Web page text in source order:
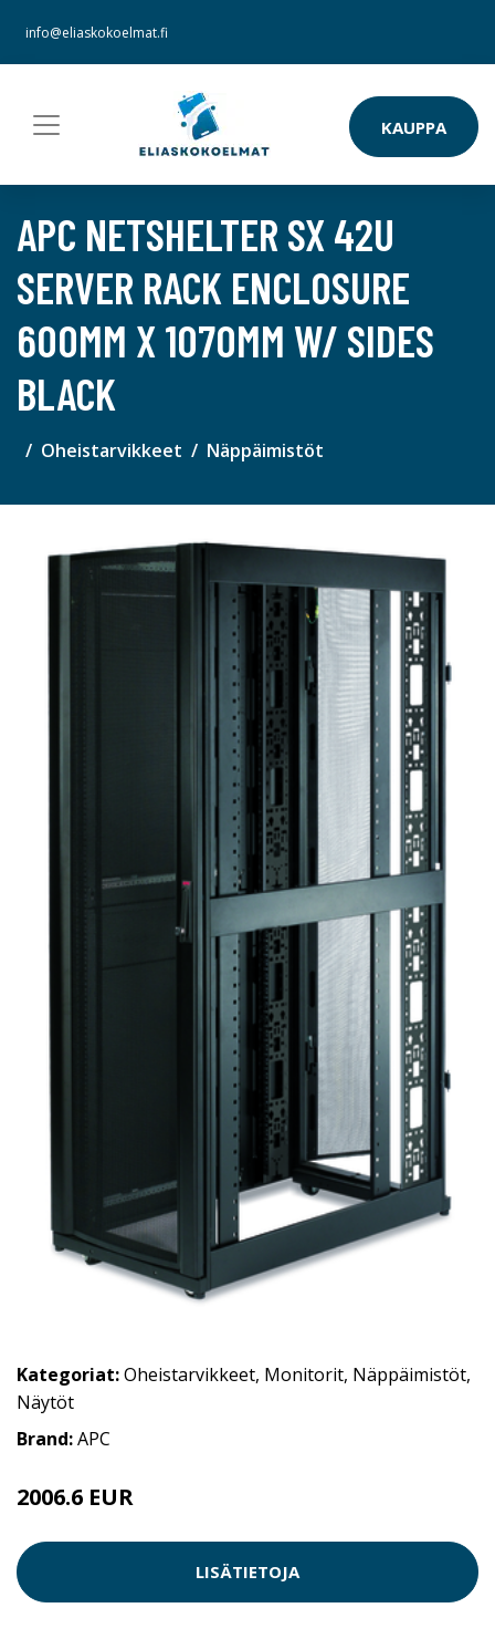
info@eliaskokoelmat.fi
KAUPPA
APC NETSHELTER SX 42U
SERVER RACK ENCLOSURE
600MM X 1070MM W/ SIDES
BLACK
Oheistarvikkeet Näppäimistöt
Kategoriat:Oheistarvikkeet, Monitorit, Näppäimistöt,
Näytöt
Brand:APC
2006.6 EUR
LISÄTIETOJA